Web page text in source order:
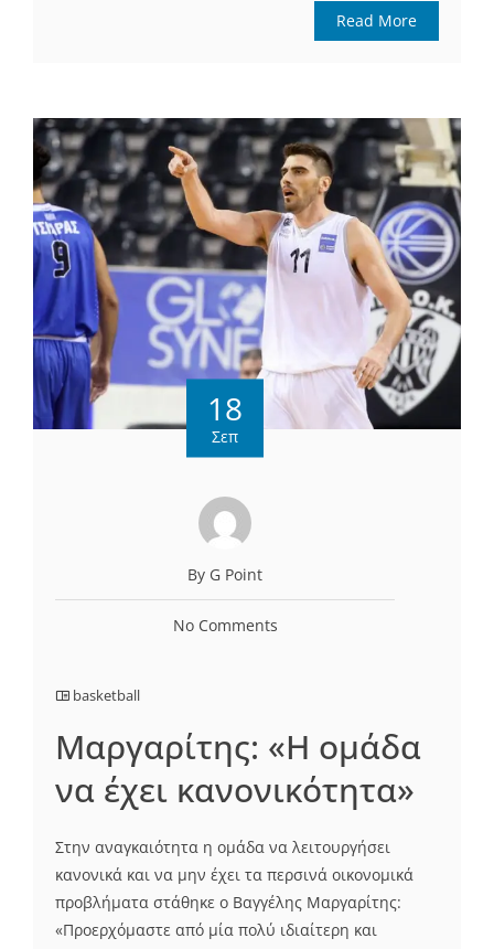
Read More
18
Σεπ
By G Point
No Comments
basketball
Μαργαρίτης: «Η ομάδα
να έχει κανονικότητα»
Στην αναγκαιότητα η ομάδα να λειτουργήσει
κανονικά και να μην έχει τα περσινά οικονομικά
προβλήματα στάθηκε ο Βαγγέλης Μαργαρίτης:
«Προερχόμαστε από μία πολύ ιδιαίτερη και